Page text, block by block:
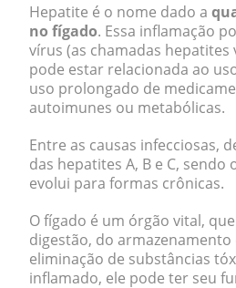
Hepatite é o nome dado a
no fígado. Essa inflamação
vírus (as chamadas hepatites
pode estar relacionada ao
uso prolongado de
autoimunes ou metabólicas.
Entre as causas infecciosas,
das hepatites A, B e C, sendo
evolui para formas crônicas.
O fígado é um órgão vital,
digestão, do
eliminação de substâncias
inflamado, ele pode ter seu